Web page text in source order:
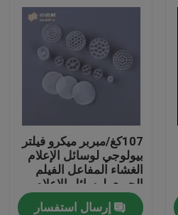
107كغ/مبربر ميكرو فيلتر
بيولوجي لوسائل الإعلام
الغشاء المفاعل الفيلم
الحيوي لوسائل الإعلام
البيولوجية
إرسال استفسار